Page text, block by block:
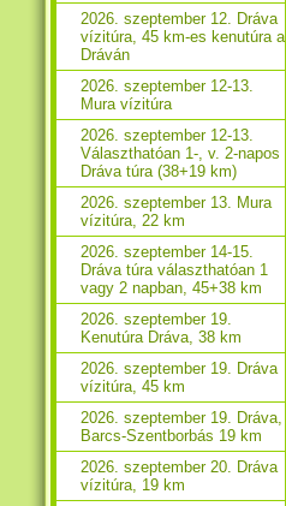
2026. szeptember 12. Dráva
vízitúra, 45 km-es kenutúra a
Dráván
2026. szeptember 12-13.
Mura vízitúra
2026. szeptember 12-13.
Választhatóan 1-, v. 2-napos
Dráva túra (38+19 km)
2026. szeptember 13. Mura
vízitúra, 22 km
2026. szeptember 14-15.
Dráva túra választhatóan 1
vagy 2 napban, 45+38 km
2026. szeptember 19.
Kenutúra Dráva, 38 km
2026. szeptember 19. Dráva
vízitúra, 45 km
2026. szeptember 19. Dráva,
Barcs-Szentborbás 19 km
2026. szeptember 20. Dráva
vízitúra, 19 km